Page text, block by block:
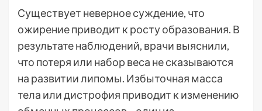
Существует неверное суждение, что
ожирение приводит к росту образования. В
результате наблюдений, врачи выяснили,
что потеря или набор веса не сказываются
на развитии липомы. Избыточная масса
тела или дистрофия приводит к изменению